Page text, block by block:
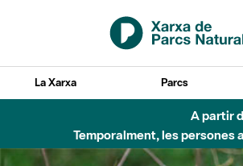
Salta al contingut principal
La Xarxa Parcs
A partir
Temporalment, les persones